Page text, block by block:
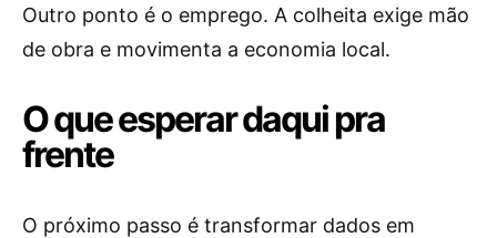
Outro ponto é o emprego. A colheita exige mão
de obra e movimenta a economia local.
O que esperar daqui pra
frente
O próximo passo é transformar dados em